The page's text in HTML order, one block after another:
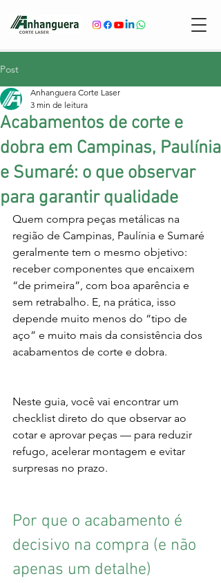
Post
Acabamentos de corte e
dobra em Campinas, Paulínia
e Sumaré: o que observar
para garantir qualidade
Anhanguera Corte Laser
3 min de leitura
Quem compra peças metálicas na
região de Campinas, Paulínia e Sumaré
geralmente tem o mesmo objetivo:
receber componentes que encaixem
“de primeira”, com boa aparência e
sem retrabalho. E, na prática, isso
depende muito menos do “tipo de
aço” e muito mais da consistência dos
acabamentos de corte e dobra.
Neste guia, você vai encontrar um
checklist direto do que observar ao
cotar e aprovar peças — para reduzir
refugo, acelerar montagem e evitar
surpresas no prazo.
Por que o acabamento é
decisivo na compra (e não
apenas um detalhe)